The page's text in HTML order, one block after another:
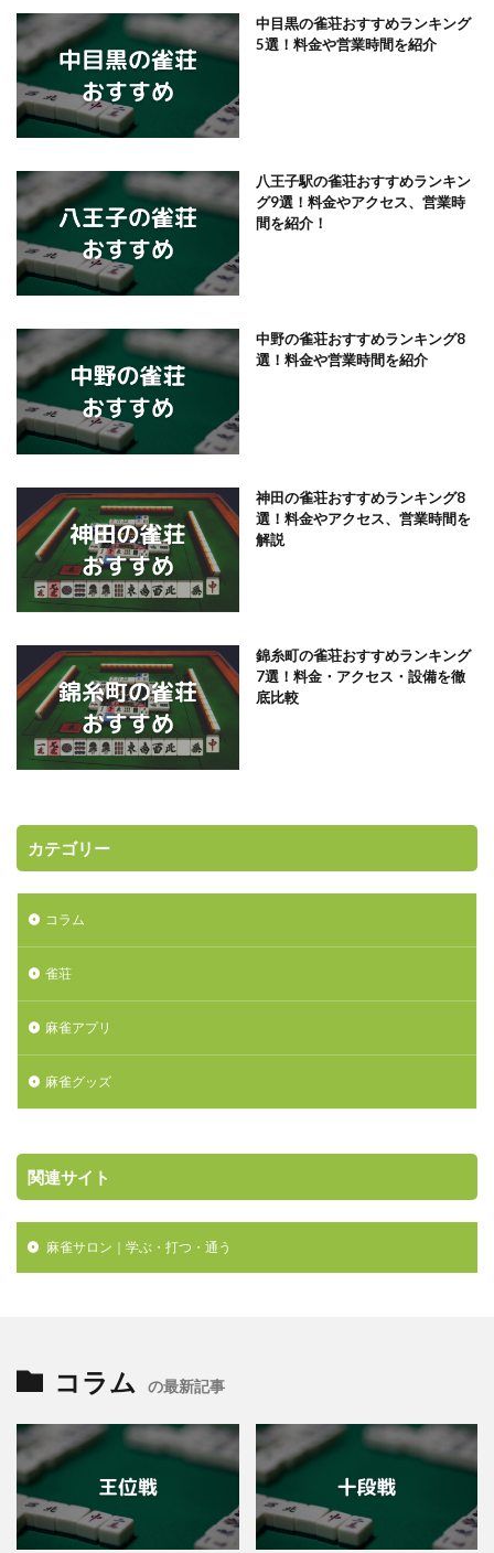
中目黒の雀荘おすすめランキング
5選！料金や営業時間を紹介
八王子駅の雀荘おすすめランキン
グ9選！料金やアクセス、営業時
間を紹介！
中野の雀荘おすすめランキング8
選！料金や営業時間を紹介
神田の雀荘おすすめランキング8
選！料金やアクセス、営業時間を
解説
錦糸町の雀荘おすすめランキング
7選！料金・アクセス・設備を徹
底比較
カテゴリー
コラム
雀荘
麻雀アプリ
麻雀グッズ
関連サイト
 麻雀サロン｜学ぶ・打つ・通う
コラム の最新記事